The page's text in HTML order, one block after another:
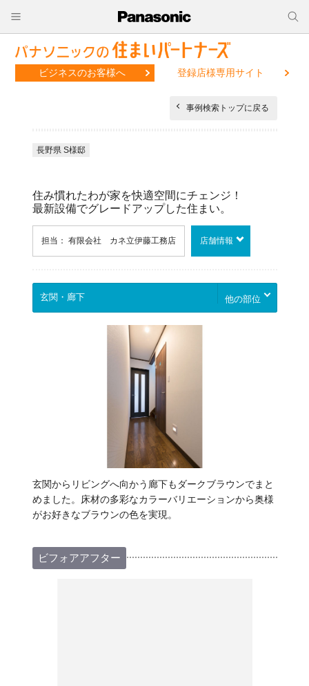
ビジネスのお客様へ 登録店様専用サイト
事例検索トップに戻る
長野県 S様邸
住み慣れたわが家を快適空間にチェンジ！
最新設備でグレードアップした住まい。
担当： 有限会社 カネ立伊藤工務店 店舗情報
他の部位
玄関からリビングへ向かう廊下もダークブラウンでまと
めました。床材の多彩なカラーバリエーションから奥様
がお好きなブラウンの色を実現。
ビフォアアフター